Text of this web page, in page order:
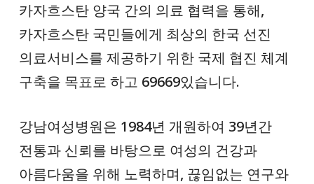
카자흐스탄 양국 간의 의료 협력을 통해,
카자흐스탄 국민들에게 최상의 한국 선진
의료서비스를 제공하기 위한 국제 협진 체계
구축을 목표로 하고 69669있습니다.
강남여성병원은 1984년 개원하여 39년간
전통과 신뢰를 바탕으로 여성의 건강과
아름다움을 위해 노력하며, 끊임없는 연구와